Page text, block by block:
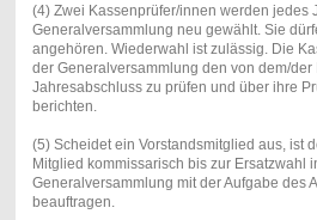
(4) Zwei Kassenprüfer/innen werden jedes
Generalversammlung neu gewählt. Sie
angehören. Wiederwahl ist zulässig. Die
der Generalversammlung den von dem/der
Jahresabschluss zu prüfen und über ihre
berichten.
(5) Scheidet ein Vorstandsmitglied aus, ist
Mitglied kommissarisch bis zur Ersatzwahl
Generalversammlung mit der Aufgabe des
beauftragen.